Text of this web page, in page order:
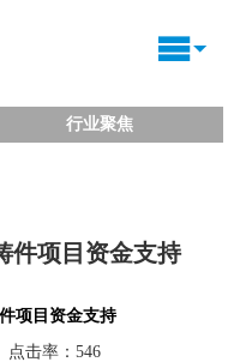
行业聚焦
件项目资金支持
项目资金支持
点击率：546